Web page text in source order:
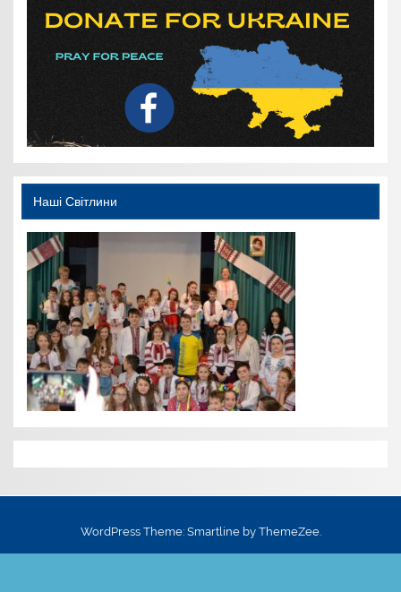
Наші Світлини
WordPress Theme: Smartline by ThemeZee.